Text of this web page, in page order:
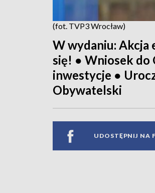
(fot. TVP3 Wrocław)
W wydaniu: Akcja
się! ● Wniosek do
inwestycje ●
Obywatelski
UDOSTĘPNIJ NA